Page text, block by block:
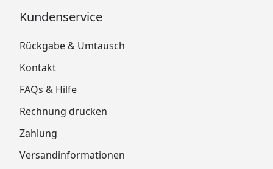
Kundenservice
Rückgabe & Umtausch
Kontakt
FAQs & Hilfe
Rechnung drucken
Zahlung
Versandinformationen